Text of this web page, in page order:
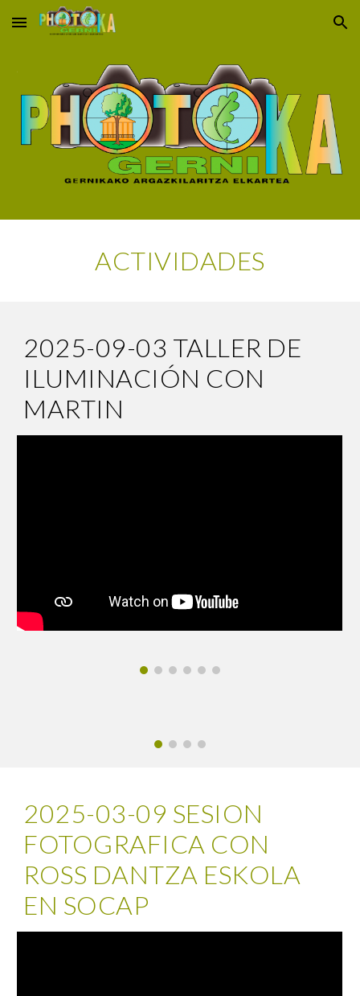
Skip to main content Skip to navigation
ACTIVIDADES
2025-09-03 TALLER DE
ILUMINACIÓN CON
MARTIN
2025-03-09 SESION
FOTOGRAFICA CON
ROSS DANTZA ESKOLA
EN SOCAP